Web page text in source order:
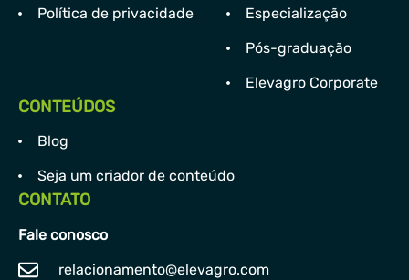
Política de privacidade
Especialização
Pós-graduação
Elevagro Corporate
CONTEÚDOS
Blog
Seja um criador de conteúdo
CONTATO
Fale conosco
relacionamento@elevagro.com